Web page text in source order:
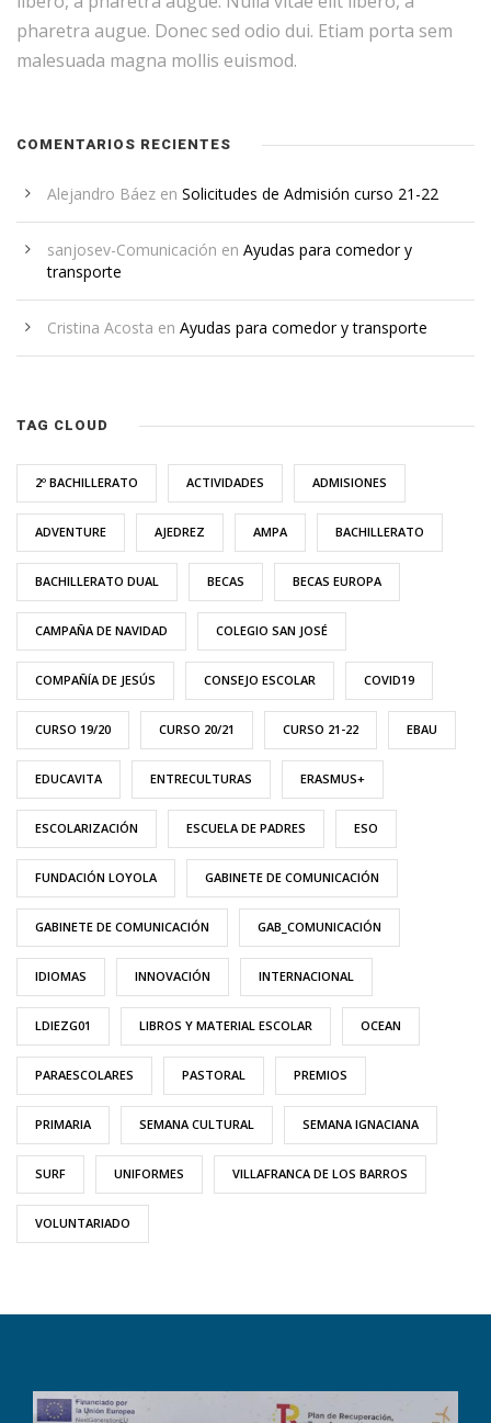
pharetra augue. Donec sed odio dui. Etiam porta sem
malesuada magna mollis euismod.
COMENTARIOS RECIENTES
Alejandro Báez en Solicitudes de Admisión curso 21-22
sanjosev-Comunicación en Ayudas para comedor y
transporte
Cristina Acosta en Ayudas para comedor y transporte
TAG CLOUD
2º BACHILLERATO ACTIVIDADES ADMISIONES
ADVENTURE AJEDREZ AMPA BACHILLERATO
BACHILLERATO DUAL BECAS BECAS EUROPA
CAMPAÑA DE NAVIDAD COLEGIO SAN JOSÉ
COMPAÑÍA DE JESÚS CONSEJO ESCOLAR COVID19
CURSO 19/20 CURSO 20/21 CURSO 21-22 EBAU
EDUCAVITA ENTRECULTURAS ERASMUS+
ESCOLARIZACIÓN ESCUELA DE PADRES ESO
FUNDACIÓN LOYOLA GABINETE DE COMUNICACIÓN
GABINETE DE COMUNICACIÓN GAB_COMUNICACIÓN
IDIOMAS INNOVACIÓN INTERNACIONAL
LDIEZG01 LIBROS Y MATERIAL ESCOLAR OCEAN
PARAESCOLARES PASTORAL PREMIOS
PRIMARIA SEMANA CULTURAL SEMANA IGNACIANA
SURF UNIFORMES VILLAFRANCA DE LOS BARROS
VOLUNTARIADO